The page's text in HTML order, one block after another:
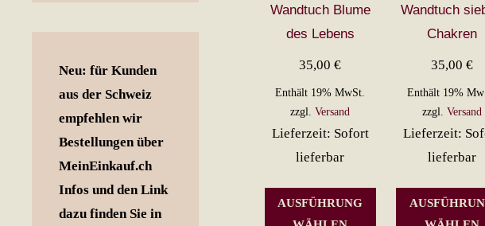
Wandtuch Blume
des Lebens
35,00€
Enthält 19% MwSt.
zzgl.Versand
Lieferzeit: Sofort
lieferbar
AUSFÜHRUNG
Dieses
Wandtuch
Chakren
35,00 €
Enthält 19%
zzgl. Versand
Lieferzeit:
lieferbar
Neu: für Kunden
aus der Schweiz
empfehlen wir
Bestellungen über
MeinEinkauf.ch
Infos und den Link
dazu finden Sie in